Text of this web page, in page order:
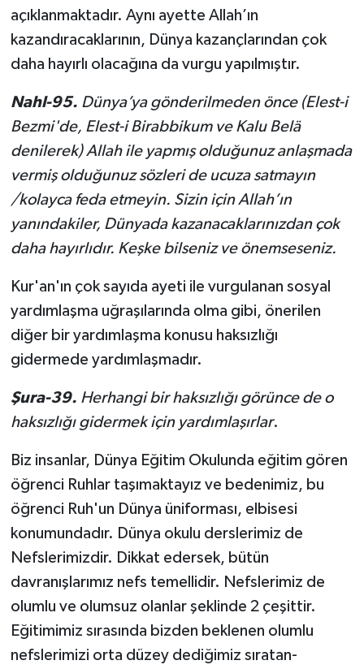
açıklanmaktadır. Aynı ayette Allah’ın
kazandıracaklarının, Dünya kazançlarından çok
daha hayırlı olacağına da vurgu yapılmıştır.
Nahl-95. Dünya’ya gönderilmeden önce (Elest-i
Bezmi'de, Elest-i Birabbikum ve Kalu Belä
denilerek) Allah ile yapmış olduğunuz anlaşmada
vermiş olduğunuz sözleri de ucuza satmayın
/kolayca feda etmeyin. Sizin için Allah’ın
yanındakiler, Dünyada kazanacaklarınızdan çok
daha hayırlıdır. Keşke bilseniz ve önemseseniz.
Kur'an'ın çok sayıda ayeti ile vurgulanan sosyal
yardımlaşma uğraşılarında olma gibi, önerilen
diğer bir yardımlaşma konusu haksızlığı
gidermede yardımlaşmadır.
Şura-39. Herhangi bir haksızlığı görünce de o
haksızlığı gi­dermek için yardımlaşırlar.
Biz insanlar, Dünya Eğitim Okulunda eğitim gören
öğrenci Ruhlar taşımaktayız ve bedenimiz, bu
öğrenci Ruh'un Dünya üniforması, elbisesi
konumundadır. Dünya okulu derslerimiz de
Nefslerimizdir. Dikkat edersek, bütün
davranışlarımız nefs temellidir. Nefslerimiz de
olumlu ve olumsuz olanlar şeklinde 2 çeşittir.
Eğitimimiz sırasında bizden beklenen olumlu
nefslerimizi orta düzey dediğimiz sıratan-